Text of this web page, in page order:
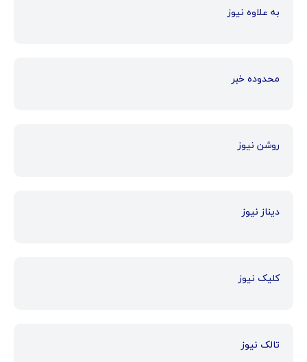
به علاوه نیوز
محدوده خبر
روشن نیوز
دیناز نیوز
کلیک نیوز
تالک نیوز